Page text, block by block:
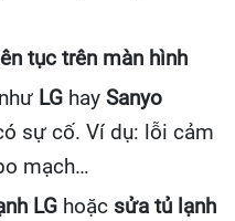
tục trên màn hình
LG hay Sanyo
sự cố. Ví dụ: lỗi cảm
mạch…
LG hoặc sửa tủ lạnh